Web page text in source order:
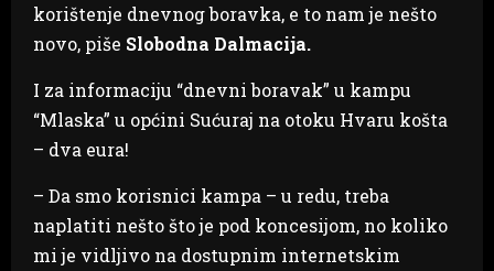
korištenje dnevnog boravka, e to nam je nešto
novo, piše Slobodna Dalmacija.
I za informaciju “dnevni boravak” u kampu
“Mlaska” u općini Sućuraj na otoku Hvaru košta
– dva eura!
– Da smo korisnici kampa – u redu, treba
naplatiti nešto što je pod koncesijom, no koliko
mi je vidljivo na dostupnim internetskim